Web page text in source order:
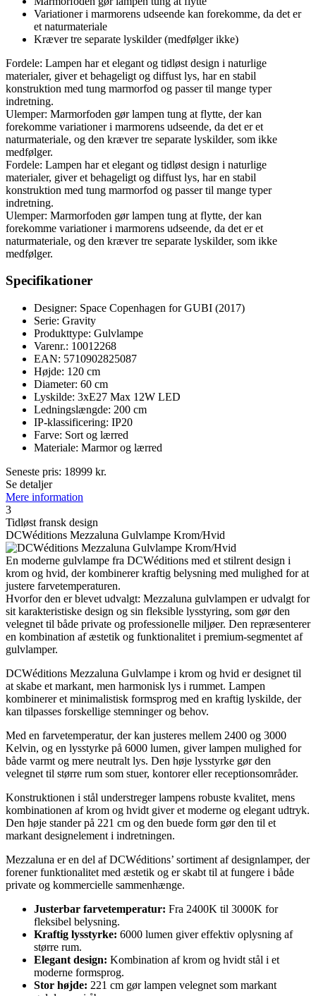
Variationer i marmorens udseende kan forekomme, da det er
et naturmateriale
Kræver tre separate lyskilder (medfølger ikke)
Fordele: Lampen har et elegant og tidløst design i naturlige
materialer, giver et behageligt og diffust lys, har en stabil
konstruktion med tung marmorfod og passer til mange typer
indretning.
Ulemper: Marmorfoden gør lampen tung at flytte, der kan
forekomme variationer i marmorens udseende, da det er et
naturmateriale, og den kræver tre separate lyskilder, som ikke
medfølger.
Fordele: Lampen har et elegant og tidløst design i naturlige
materialer, giver et behageligt og diffust lys, har en stabil
konstruktion med tung marmorfod og passer til mange typer
indretning.
Ulemper: Marmorfoden gør lampen tung at flytte, der kan
forekomme variationer i marmorens udseende, da det er et
naturmateriale, og den kræver tre separate lyskilder, som ikke
medfølger.
Specifikationer
Designer: Space Copenhagen for GUBI (2017)
Serie: Gravity
Produkttype: Gulvlampe
Varenr.: 10012268
EAN: 5710902825087
Højde: 120 cm
Diameter: 60 cm
Lyskilde: 3xE27 Max 12W LED
Ledningslængde: 200 cm
IP-klassificering: IP20
Farve: Sort og lærred
Materiale: Marmor og lærred
Seneste pris: 18999 kr.
Se detaljer
Mere information
3
Tidløst fransk design
DCWéditions Mezzaluna Gulvlampe Krom/Hvid
En moderne gulvlampe fra DCWéditions med et stilrent design i
krom og hvid, der kombinerer kraftig belysning med mulighed for at
justere farvetemperaturen.
Hvorfor den er blevet udvalgt: Mezzaluna gulvlampen er udvalgt for
sit karakteristiske design og sin fleksible lysstyring, som gør den
velegnet til både private og professionelle miljøer. Den repræsenterer
en kombination af æstetik og funktionalitet i premium-segmentet af
gulvlamper.
DCWéditions Mezzaluna Gulvlampe i krom og hvid er designet til
at skabe et markant, men harmonisk lys i rummet. Lampen
kombinerer et minimalistisk formsprog med en kraftig lyskilde, der
kan tilpasses forskellige stemninger og behov.
Med en farvetemperatur, der kan justeres mellem 2400 og 3000
Kelvin, og en lysstyrke på 6000 lumen, giver lampen mulighed for
både varmt og mere neutralt lys. Den høje lysstyrke gør den
velegnet til større rum som stuer, kontorer eller receptionsområder.
Konstruktionen i stål understreger lampens robuste kvalitet, mens
kombinationen af krom og hvidt giver et moderne og elegant udtryk.
Den høje stander på 221 cm og den buede form gør den til et
markant designelement i indretningen.
Mezzaluna er en del af DCWéditions’ sortiment af designlamper, der
forener funktionalitet med æstetik og er skabt til at fungere i både
private og kommercielle sammenhænge.
Justerbar farvetemperatur: Fra 2400K til 3000K for
fleksibel belysning.
Kraftig lysstyrke: 6000 lumen giver effektiv oplysning af
større rum.
Elegant design: Kombination af krom og hvidt stål i et
moderne formsprog.
Stor højde: 221 cm gør lampen velegnet som markant